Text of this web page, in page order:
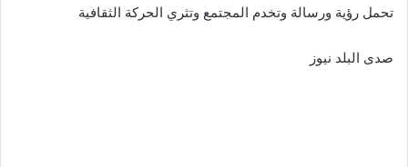
تحمل رؤية ورسالة وتخدم المجتمع وتثري الحركة الثقافية
صدى البلد نيوز